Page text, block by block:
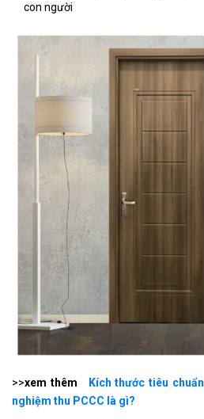
con người
>>xem thêm
Kích thước tiêu
nghiệm thu PCCC là gì?